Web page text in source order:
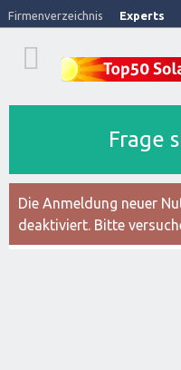
Firmenverzeichnis Experts
Frage
Die Anmeldung neuer
deaktiviert. Bitte